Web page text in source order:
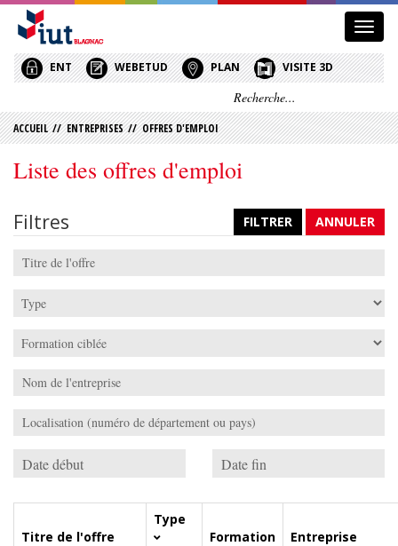
le
menu
ENT WEBETUD PLAN VISITE 3D
ACCUEIL // ENTREPRISES // OFFRES D'EMPLOI
Liste des offres d'emploi
Filtres FILTRER ANNULER
Titre de l'offre
Type
Formation
Entreprise